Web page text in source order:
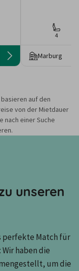
4
Marburg
auf den
von der Mietdauer
nach einer Suche
unseren
perfekte Match für
haben die
um die